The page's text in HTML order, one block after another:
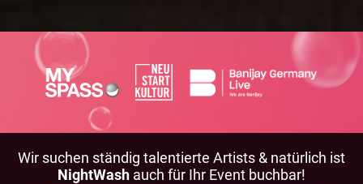
Wir suchen ständig talentierte Artists & natürlich ist
NightWash auch für Ihr Event buchbar!